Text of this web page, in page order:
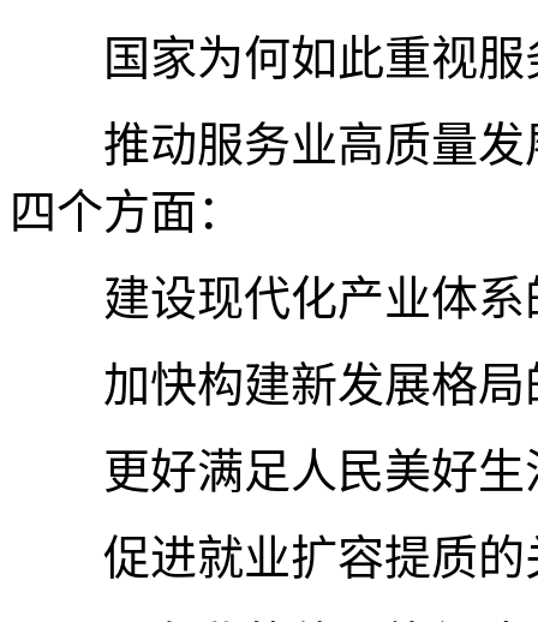
国家为何如此重视服
推动服务业高质量发
四个方面：
建设现代化产业体系
加快构建新发展格局
更好满足人民美好生
促进就业扩容提质的